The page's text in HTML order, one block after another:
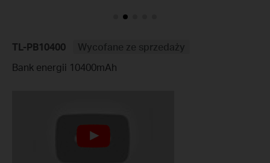
TL-PB10400
Wycofane ze sprzedaży
Bank energii 10400mAh